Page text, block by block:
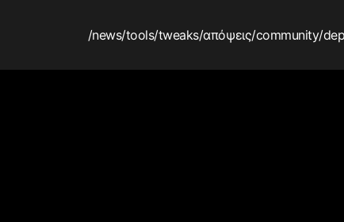
/news/tools/tweaks/απόψεις/community/